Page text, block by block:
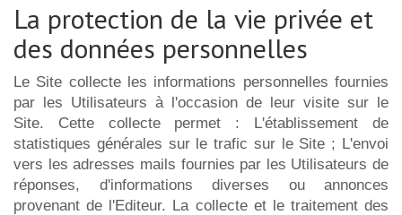
La protection de la vie privée et
des données personnelles
Le Site collecte les informations personnelles fournies
par les Utilisateurs à l'occasion de leur visite sur le
Site. Cette collecte permet : L'établissement de
statistiques générales sur le trafic sur le Site ; L'envoi
vers les adresses mails fournies par les Utilisateurs de
réponses, d'informations diverses ou annonces
provenant de l'Editeur. La collecte et le traitement des